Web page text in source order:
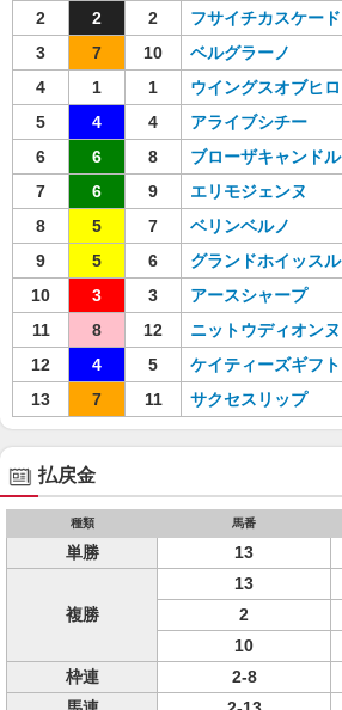
2
2 2 フサイチカスケード
3
7 10 ベルグラーノ
4
1 1 ウイングスオブヒロ
5
4 4 アライブシチー
6
6 8 ブローザキャンドル
7
6 9 エリモジェンヌ
8
5 7 ベリンベルノ
9
5 6 グランドホイッスル
10
3 3 アースシャープ
11
8 12 ニットウディオンヌ
12
4 5 ケイティーズギフト
13
7 11 サクセスリップ
払戻金
種類 馬番
単勝 13
複勝
13
2
10
枠連
2-8